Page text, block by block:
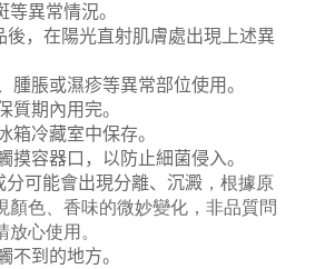
等異常情況。
後，在陽光直射肌膚處出現上述異
腫脹或濕疹等異常部位使用。
質期內用完。
箱冷藏室中保存。
摸容器口，以防止細菌侵入。
分可能會出現分離、沉澱 ，根據原
顏色、香味的微妙變化，非品質問
放心使用。
不到的地方。